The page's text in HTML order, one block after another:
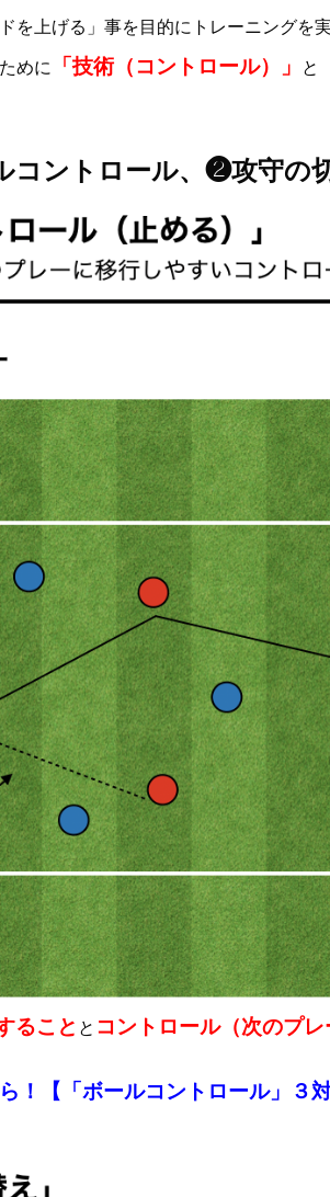
を上げる」事を目的にトレーニングを実
めに 「技術（コントロール）」 と
コントロール、❷攻守の
ること と コントロール（次のプレ
！【 「ボールコントロール」３